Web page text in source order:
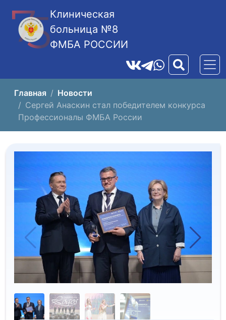
Клиническая
больница №8
ФМБА РОССИИ
Главная
Новости
Сергей Анаскин стал победителем конкурса
Профессионалы ФМБА России